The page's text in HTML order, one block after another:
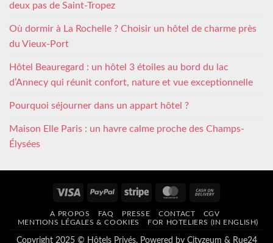
deux pas de Saint-Tropez
Où dormir à La Rochelle ? Choisir un hôtel de charme près
du Vieux-Port
Hôtel Beauregard : un hôtel 3 étoiles au bord du lac
d’Annecy qui réunit confort, nature et vue exceptionnelle
Pourquoi séjourner dans un appart hôtel ?
Maison Elle Paris : un havre calme proche des Champs-
Élysées
Visa PayPal Stripe MasterCard
Delivery
A PROPOS FAQ PRESSE CONTACT
CGV
MENTIONS LÉGALES & COOKIES
FOR HOTELIERS (IN ENGLISH)
Copyright 2025 © Hôtels Privés. Powered by Cityzeum & Rue24